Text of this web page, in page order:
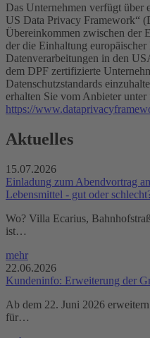
Das Unternehmen verfügt über
US Data Privacy Framework“
Übereinkommen zwischen der
der die Einhaltung europäischer
Datenverarbeitungen in den
dem DPF zertifizierte
Datenschutzstandards
erhalten Sie vom Anbieter
https://
Aktuelles
15.07.2026
Einladung zum Abendvortrag
Lebensmittel - gut oder
Wo? Villa Ecarius,
ist…
mehr
22.06.2026
Kundeninfo: Erweiterung der
Ab dem 22. Juni 2026
für…